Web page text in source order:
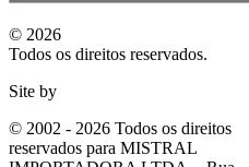
© 2026
Todos os direitos reservados.
Site by
© 2002 - 2026 Todos os direitos
reservados para MISTRAL